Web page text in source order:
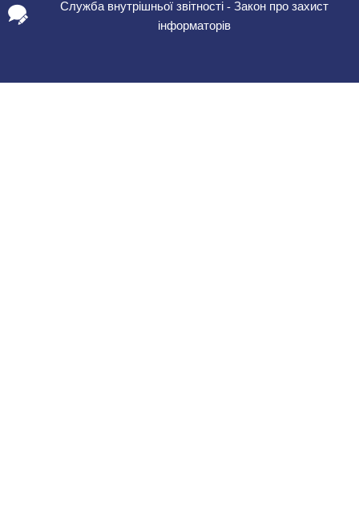
Служба внутрішньої звітності - Закон про захист
інформаторів